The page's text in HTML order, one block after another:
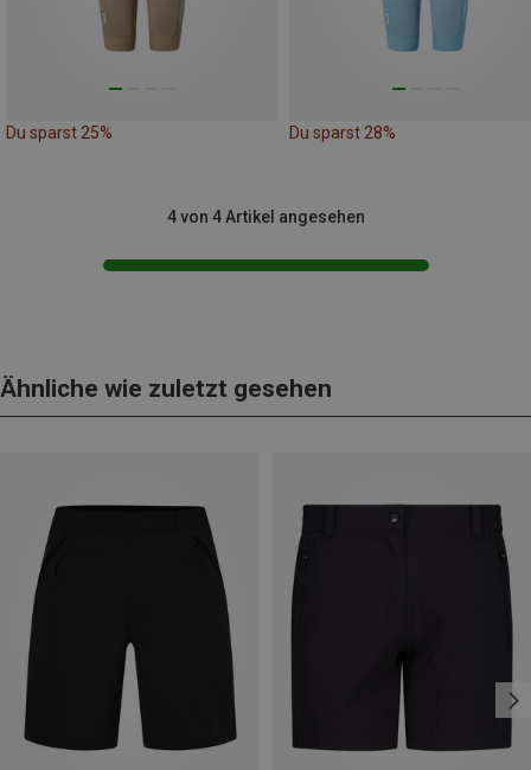
Du sparst 25% Du sparst 28%
4 von 4 Artikel angesehen
Ähnliche wie zuletzt gesehen